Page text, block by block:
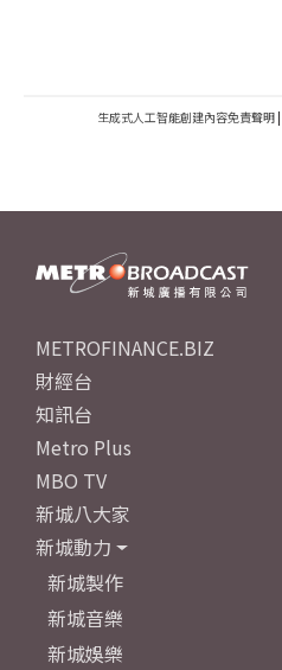
生成式人工智能創建內容免責聲明 |
METROFINANCE.BIZ
財經台
知訊台
Metro Plus
MBO TV
新城八大家
新城動力
新城製作
新城音樂
新城娛樂